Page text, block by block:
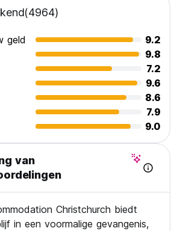
(4964)
geld
9.2
9.8
7.2
9.6
8.6
7.9
9.0
van
Christchurch biedt
in een voormalige gevangenis,